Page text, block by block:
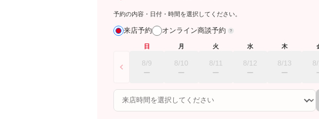
予約の内容・日付・時間を選択してください。
来店予約 オンライン商談予約
日
8/9
月
8/10
火
8/11
水
8/12
木
8/13